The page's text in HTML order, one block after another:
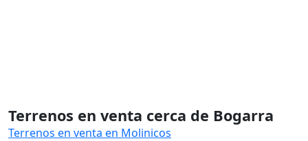
Terrenos en venta cerca de Bogarra
Terrenos en venta en Molinicos